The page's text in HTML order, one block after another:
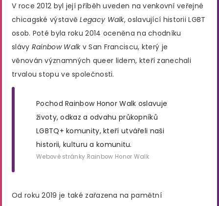
V roce 2012 byl její příběh uveden na venkovní veřejné
chicagské výstavěLegacy Walk, oslavující historii LGBT
osob. Poté byla roku 2014 oceněna na chodníku
slávy Rainbow Walkv San Franciscu, který je
věnován významných queer lidem, kteří zanechali
trvalou stopu ve společnosti.
Pochod Rainbow Honor Walk oslavuje
životy, odkaz a odvahu průkopníků
LGBTQ+ komunity, kteří utvářeli naši
historii, kulturu a komunitu.
Webové stránky Rainbow Honor Walk
Od roku 2019 je také zařazena na pamětní